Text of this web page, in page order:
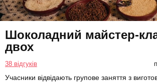
Шоколадний майстер-
двох
38 відгуків
Учасники відвідають групове заняття з